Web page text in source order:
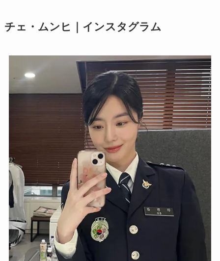
チェ・ムンヒ｜インスタグラム